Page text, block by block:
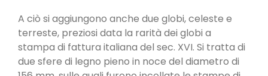
A ciò si aggiungono anche due globi, celeste e
terreste, preziosi data la rarità dei globi a
stampa di fattura italiana del sec. XVI. Si tratta di
due sfere di legno pieno in noce del diametro di